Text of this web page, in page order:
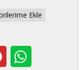
Ekle